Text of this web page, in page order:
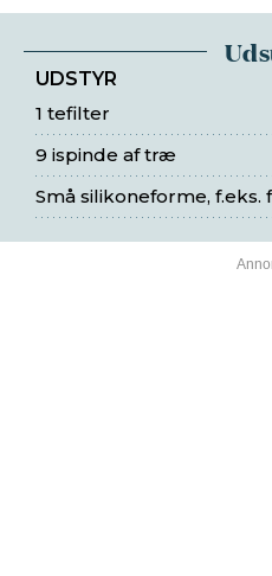
UDSTYR
1 tefilter
9 ispinde af træ
Små silikoneforme,